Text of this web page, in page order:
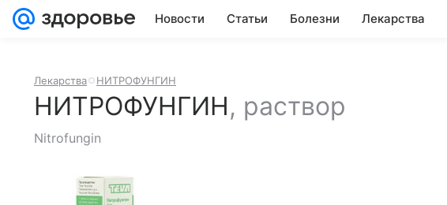
Новости Статьи Болезни Лекарства
Лекарства НИТРОФУНГИН
НИТРОФУНГИН, раствор
Nitrofungin